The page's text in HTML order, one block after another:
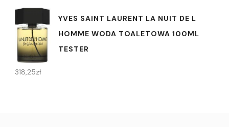
YVES SAINT LAURENT LA NUIT DE L
HOMME WODA TOALETOWA 100ML
TESTER
318,25zł